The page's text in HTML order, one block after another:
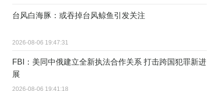
台风白海豚：或吞掉台风鲸鱼引发关注
2026-08-06 19:47:31
FBI：美同中俄建立全新执法合作关系 打击跨国犯罪新进
展
2026-08-06 19:41:18